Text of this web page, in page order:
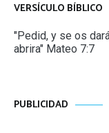
VERSÍCULO BÍBLICO
"Pedid, y se os
abrira" Mateo 7:7
PUBLICIDAD